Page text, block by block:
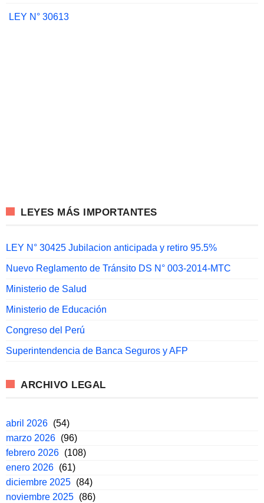
LEY N° 30613
LEYES MÁS IMPORTANTES
LEY N° 30425 Jubilacion anticipada y retiro 95.5%
Nuevo Reglamento de Tránsito DS N° 003-2014-MTC
Ministerio de Salud
Ministerio de Educación
Congreso del Perú
Superintendencia de Banca Seguros y AFP
ARCHIVO LEGAL
abril 2026 (54)
marzo 2026 (96)
febrero 2026 (108)
enero 2026 (61)
diciembre 2025 (84)
noviembre 2025 (86)